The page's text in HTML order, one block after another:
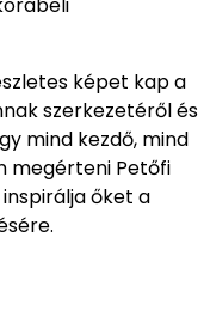
képet kap a
szerkezetéről és
mind kezdő, mind
megérteni Petőfi
őket a